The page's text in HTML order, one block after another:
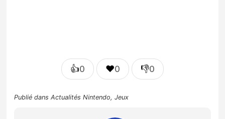
👍0 ❤️0 👎0
Publié dansActualités Nintendo,Jeux